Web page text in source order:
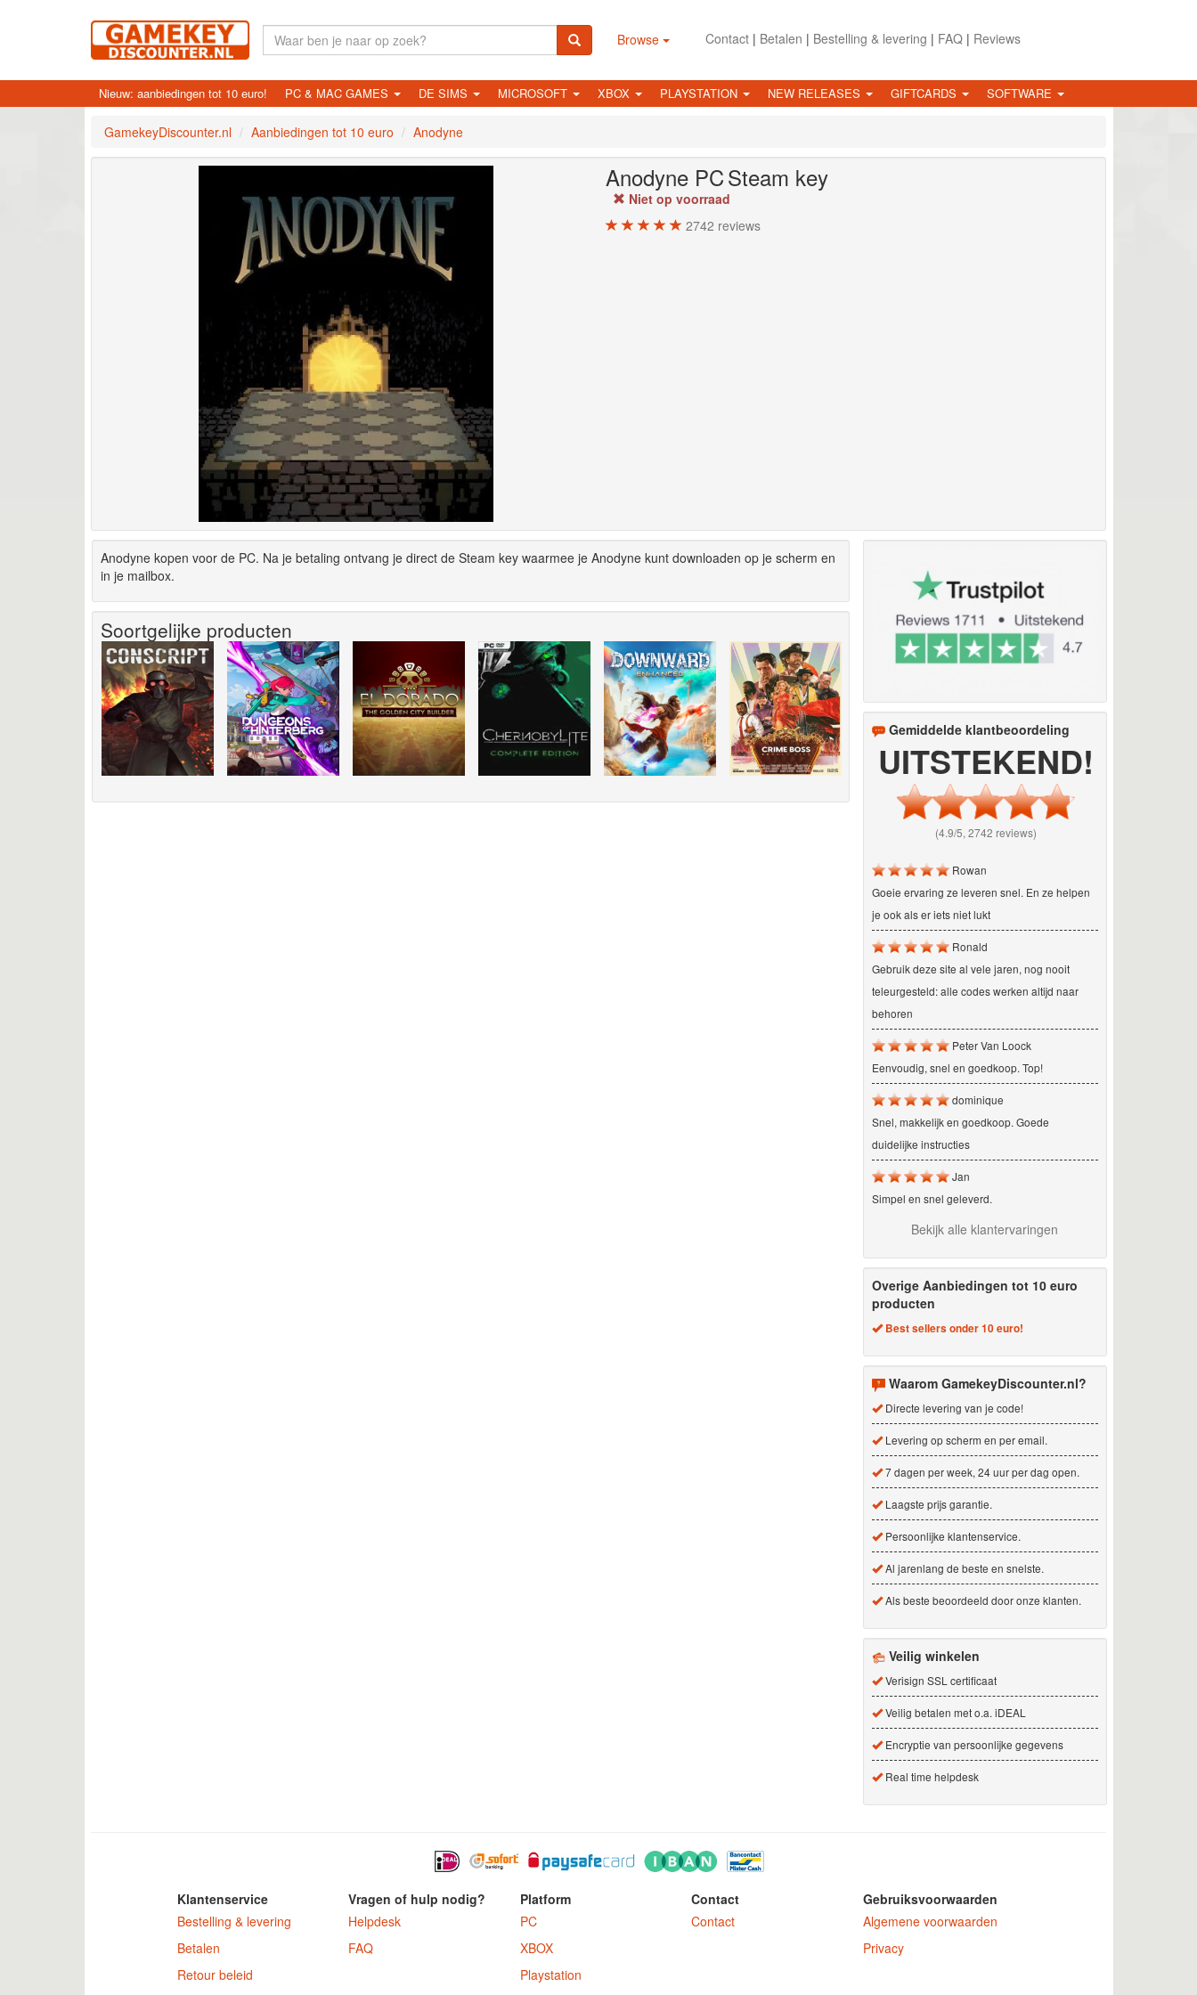
Browse Contact| Betalen | Bestelling & levering | FAQ| Reviews
Nieuw: aanbiedingen tot 10 euro! PC & MAC GAMES DE SIMS MICROSOFT XBOX PLAYSTATION NEW RELEASES GIFTCARDS SOFTWARE
GamekeyDiscounter.nl Aanbiedingen tot 10 euro Anodyne
Anodyne PCSteam key
Niet op voorraad
2742 reviews
Anodyne kopen voor de PC. Na je betaling ontvang je direct de Steam key waarmee je Anodyne kunt downloaden op je scherm en
in je mailbox.
Soortgelijke producten
Gemiddelde klantbeoordeling
UITSTEKEND!
(4.9/5, 2742 reviews)
Rowan
Goeie ervaring ze leveren snel. En ze helpen
je ook als er iets niet lukt
Ronald
Gebruik deze site al vele jaren, nog nooit
teleurgesteld: alle codes werken altijd naar
behoren
Peter Van Loock
Eenvoudig, snel en goedkoop. Top!
dominique
Snel, makkelijk en goedkoop. Goede
duidelijke instructies
Jan
Simpel en snel geleverd.
Bekijk alle klantervaringen
Overige Aanbiedingen tot 10 euro
producten
Best sellers onder 10 euro!
Waarom GamekeyDiscounter.nl?
Directe levering van je code!
Levering op scherm en per email.
7 dagen per week, 24 uur per dag open.
Laagste prijs garantie.
Persoonlijke klantenservice.
Al jarenlang de beste en snelste.
Als beste beoordeeld door onze klanten.
Veilig winkelen
Verisign SSL certificaat
Veilig betalen met o.a. iDEAL
Encryptie van persoonlijke gegevens
Real time helpdesk
Klantenservice
Bestelling & levering
Betalen
Retour beleid
Vragen of hulp nodig?
Helpdesk
FAQ
Platform
PC
XBOX
Playstation
Contact
Contact
Gebruiksvoorwaarden
Algemene voorwaarden
Privacy